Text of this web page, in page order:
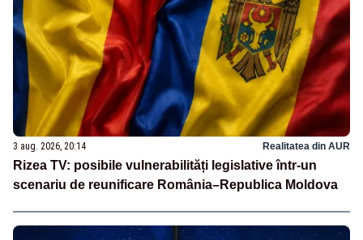
3 aug. 2026, 20:14 Realitatea din AUR
Rizea TV: posibile vulnerabilități legislative într-un
scenariu de reunificare România–Republica Moldova